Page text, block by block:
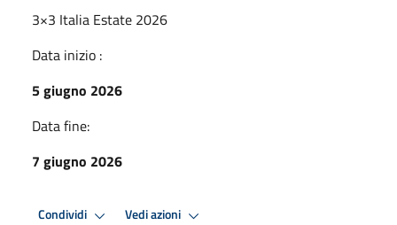
3×3 Italia Estate 2026
Data inizio :
5 giugno 2026
Data fine:
7 giugno 2026
Condividi Vedi azioni